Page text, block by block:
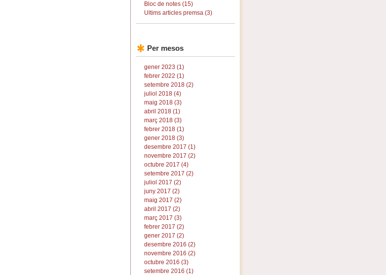
Bloc de notes (15)
Ultims articles premsa (3)
Per mesos
gener 2023 (1)
febrer 2022 (1)
setembre 2018 (2)
juliol 2018 (4)
maig 2018 (3)
abril 2018 (1)
març 2018 (3)
febrer 2018 (1)
gener 2018 (3)
desembre 2017 (1)
novembre 2017 (2)
octubre 2017 (4)
setembre 2017 (2)
juliol 2017 (2)
juny 2017 (2)
maig 2017 (2)
abril 2017 (2)
març 2017 (3)
febrer 2017 (2)
gener 2017 (2)
desembre 2016 (2)
novembre 2016 (2)
octubre 2016 (3)
setembre 2016 (1)